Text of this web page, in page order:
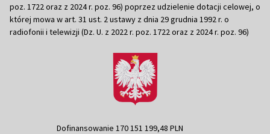
poz. 1722 oraz z 2024 r. poz. 96) poprzez udzielenie dotacji celowej, o
której mowa w art. 31 ust. 2 ustawy z dnia 29 grudnia 1992 r. o
radiofonii i telewizji (Dz. U. z 2022 r. poz. 1722 oraz z 2024 r. poz. 96)
Dofinansowanie 170 151 199,48 PLN